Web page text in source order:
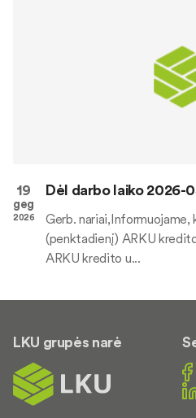
19
geg
2026
Dėl darbo laiko 2026-
Gerb. nariai,Informuojame,
(penktadienį) ARKU
ARKU kredito u...
LKU grupės narė